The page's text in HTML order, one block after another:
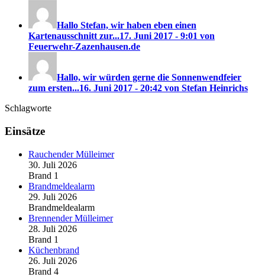
Hallo Stefan, wir haben eben einen
Kartenausschnitt zur...17. Juni 2017 - 9:01 von
Feuerwehr-Zazenhausen.de
Hallo, wir würden gerne die Sonnenwendfeier
zum ersten...16. Juni 2017 - 20:42 von Stefan Heinrichs
Schlagworte
Einsätze
Rauchender Mülleimer
30. Juli 2026
Brand 1
Brandmeldealarm
29. Juli 2026
Brandmeldealarm
Brennender Mülleimer
28. Juli 2026
Brand 1
Küchenbrand
26. Juli 2026
Brand 4